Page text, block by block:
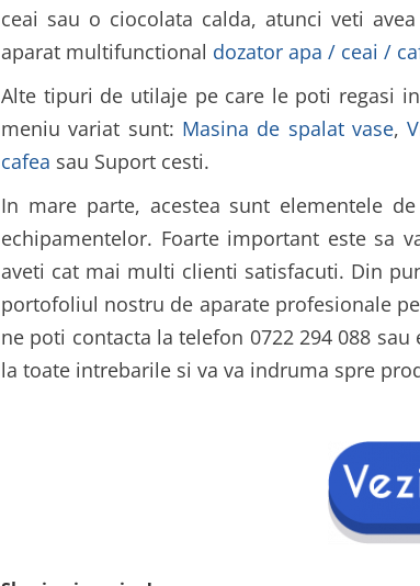
ceai sau o ciocolata calda, atunci veti
aparat multifunctional dozator apa / ceai /
Alte tipuri de utilaje pe care le poti regasi
meniu variat sunt: Masina de spalat vase,
cafea sau Suport cesti.
In mare parte, acestea sunt elementele
echipamentelor. Foarte important este sa
aveti cat mai multi clienti satisfacuti. Din
portofoliul nostru de aparate profesionale
ne poti contacta la telefon 0722 294 088
la toate intrebarile si va va indruma spre